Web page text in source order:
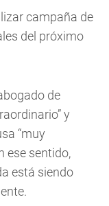
campaña de
del próximo
de
y
“muy
ese sentido,
está siendo